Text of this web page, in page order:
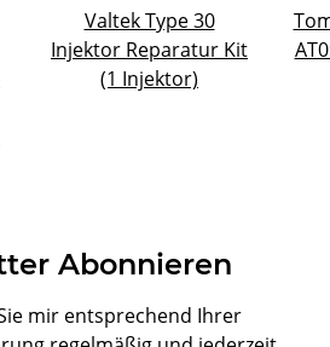
Valtek Type 30
Injektor Reparatur Kit
(1 Injektor)
Abonnieren
mir entsprechend Ihrer